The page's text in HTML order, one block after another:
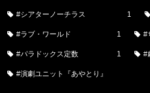
#シアターノーチラス 1
#ラブ・ワールド 1 #
#パラドックス定数 1 #
#演劇ユニット『あやとり』